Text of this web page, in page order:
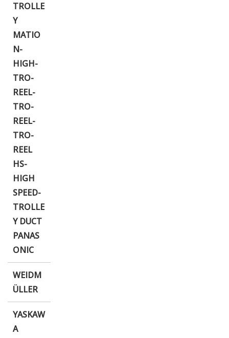
TROLLE
Y
MATIO
N-
HIGH-
TRO-
REEL-
TRO-
REEL-
TRO-
REEL
HS-
HIGH
SPEED-
TROLLE
Y DUCT
PANAS
ONIC
WEIDM
ÜLLER
YASKAW
A